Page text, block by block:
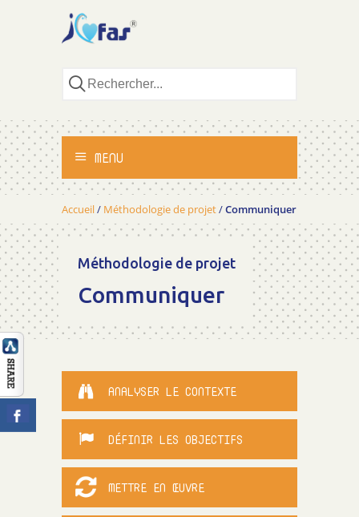
MENU
ACCUEIL
MÉTHODOLOGIE
TÉMOIGNAGES
CONTACT
Accueil/ Méthodologie de projet/Communiquer
Méthodologie de projet
Communiquer
ANALYSER LE CONTEXTE
DÉFINIR LES OBJECTIFS
METTRE EN ŒUVRE